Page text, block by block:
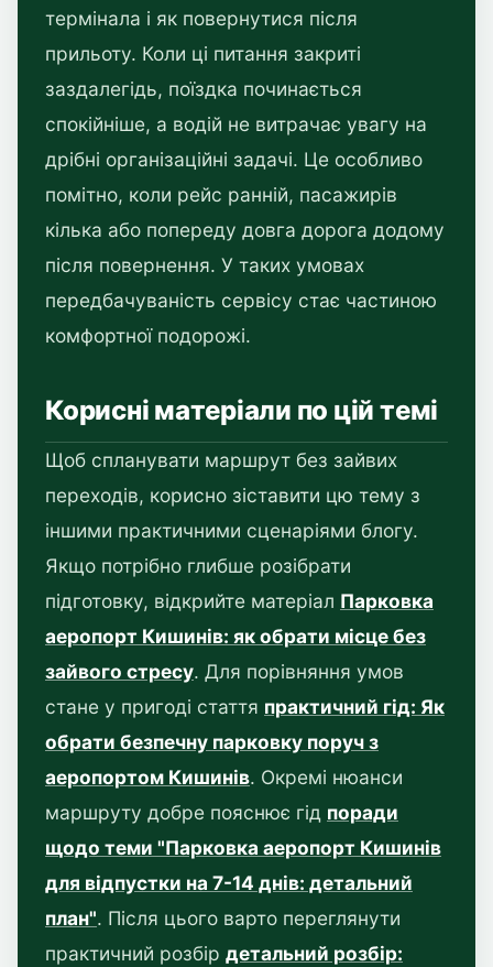
термінала і як повернутися після
прильоту. Коли ці питання закриті
заздалегідь, поїздка починається
спокійніше, а водій не витрачає увагу на
дрібні організаційні задачі. Це особливо
помітно, коли рейс ранній, пасажирів
кілька або попереду довга дорога додому
після повернення. У таких умовах
передбачуваність сервісу стає частиною
комфортної подорожі.
Корисні матеріали по цій темі
Щоб спланувати маршрут без зайвих
переходів, корисно зіставити цю тему з
іншими практичними сценаріями блогу.
Якщо потрібно глибше розібрати
підготовку, відкрийте матеріал Парковка
аеропорт Кишинів: як обрати місце без
зайвого стресу. Для порівняння умов
стане у пригоді стаття практичний гід: Як
обрати безпечну парковку поруч з
аеропортом Кишинів. Окремі нюанси
маршруту добре пояснює гід поради
щодо теми "Парковка аеропорт Кишинів
для відпустки на 7-14 днів: детальний
план". Після цього варто переглянути
практичний розбір детальний розбір: